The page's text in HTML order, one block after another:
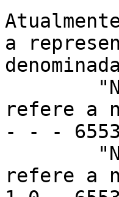
a
refere a
- - -
refere a